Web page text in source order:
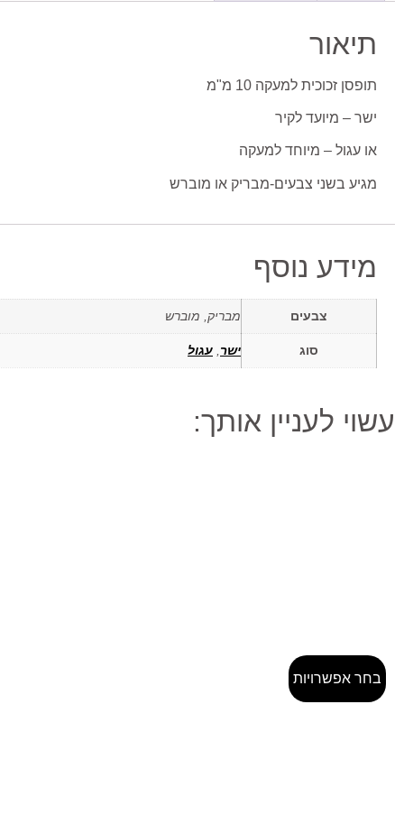
תיאור
תופסן זכוכית למעקה 10 מ"מ
ישר – מיועד לקיר
או עגול – מיוחד למעקה
מגיע בשני צבעים-מבריק או מוברש
מידע נוסף
צבעים מבריק, מוברש
סוג ישר עגול
עשוי לעניין אותך:
בחר אפשרויות